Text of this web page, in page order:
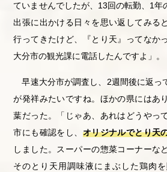
ていませんでしたが、13回の転勤、1年
出張に出かける日々を思い返してみる
行ってきたけど、『とり天』ってなか
大分市の観光課に電話したんですよ」。
早速大分市が調査し、2週間後に返っ
が発祥みたいですね。ほかの県にはあ
葉だった。「じゃあ、あれはどうや
市にも確認をし、 オリジナルでとり天
しました。スーパーの惣菜コーナーな
そのとり天用調味液にまぶした鶏肉